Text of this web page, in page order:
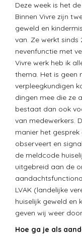
Deze week is het
Binnen Vivre zijn
geweld en
van. Ze werkt sinds
nevenfunctie met
Vivre werk heb ik
thema. Het is geen
verpleegkundigen
dingen mee die ze
bestaat dan ook
van medewerkers.
manier het
observeert en
de meldcode
uitgebreid aan de
LVAK (landelijke
huiselijk geweld en
geven wij weer
Hoe ga je als